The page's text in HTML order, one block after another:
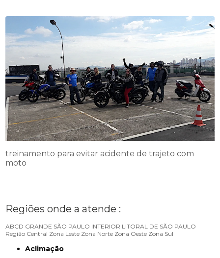
treinamento para evitar acidente de trajeto com
moto
Regiões onde a atende :
ABCD GRANDE SÃO PAULO INTERIOR LITORAL DE SÃO PAULO
Região Central Zona Leste Zona Norte Zona Oeste Zona Sul
Aclimação